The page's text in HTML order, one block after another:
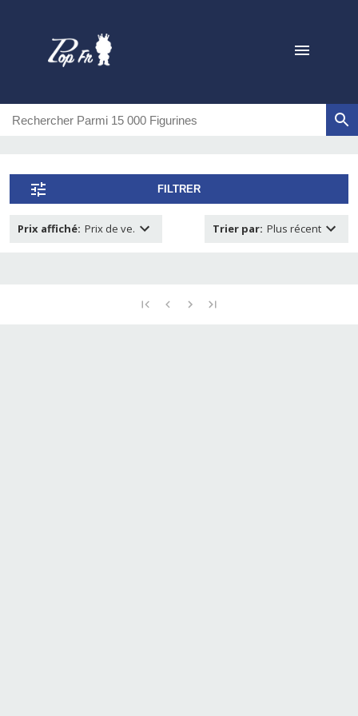
FILTRER
Prix affiché: Prix de ve. Trier par: Plus récent